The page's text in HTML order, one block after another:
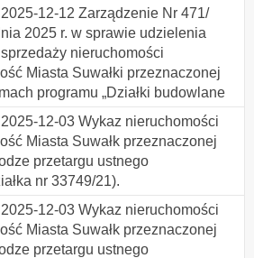
12-12 Zarządzenie Nr 471/
2025 r. w sprawie udzielenia
nieruchomości
Miasta Suwałki przeznaczonej
programu „Działki budowlane
12-03 Wykaz nieruchomości
Miasta Suwałk przeznaczonej
przetargu ustnego
nr 33749/21).
12-03 Wykaz nieruchomości
Miasta Suwałk przeznaczonej
przetargu ustnego